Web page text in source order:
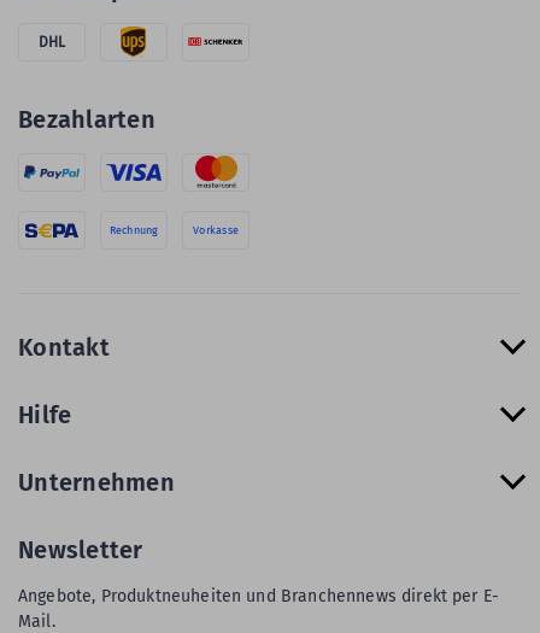
DHL
Bezahlarten
Rechnung Vorkasse
Kontakt
Hilfe
Unternehmen
Newsletter
Angebote, Produktneuheiten und Branchennews direkt per E-
Mail.